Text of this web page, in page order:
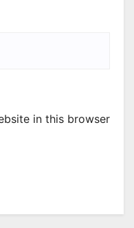
in this browser